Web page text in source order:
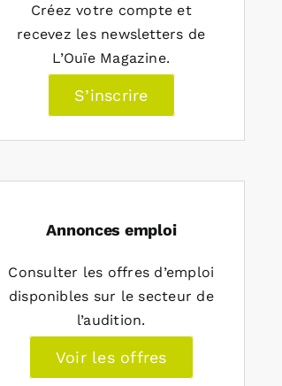
Créez votre compte et
recevez les newsletters de
L’Ouïe Magazine.
S’inscrire
Annonces emploi
Consulter les offres d’emploi
disponibles sur le secteur de
l’audition.
Voir les offres